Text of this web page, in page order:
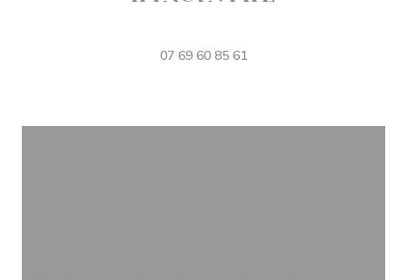
07 69 60 85 61